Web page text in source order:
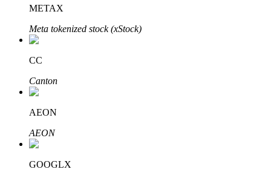
Automatyczna inwestycja
Zdobądź długoterminowy zysk i elastyczne zainteresowania
METAX
Meta tokenized stock (xStock)
CC
Canton
AEON
AEON
GOOGLX